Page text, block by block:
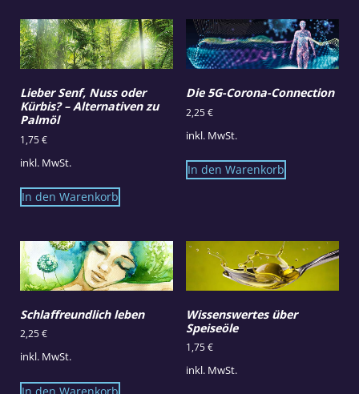
Lieber Senf, Nuss oder
Kürbis? – Alternativen zu
Palmöl
1,75€
inkl. MwSt.
In den Warenkorb
Die 5G-Corona-Connection
2,25€
inkl. MwSt.
In den Warenkorb
Schlaffreundlich leben
2,25€
inkl. MwSt.
In den Warenkorb
Wissenswertes über
Speiseöle
1,75€
inkl. MwSt.